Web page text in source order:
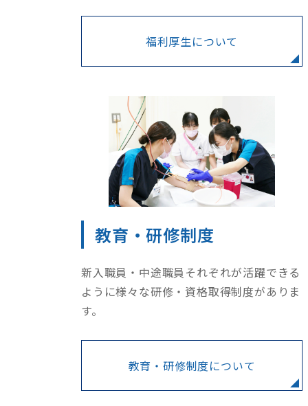
福利厚生について
教育・研修制度
新入職員・中途職員それぞれが活躍できる
ように様々な研修・資格取得制度がありま
す。
教育・研修制度について